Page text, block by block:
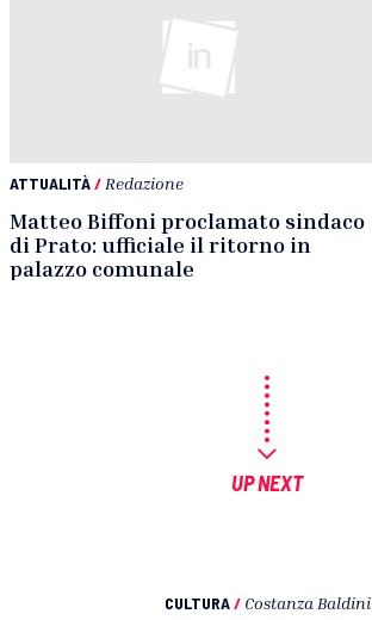
ATTUALITÀ/ Redazione
Matteo Biffoni proclamato sindaco
di Prato: ufficiale il ritorno in
palazzo comunale
UP NEXT
CULTURA / Costanza Baldini